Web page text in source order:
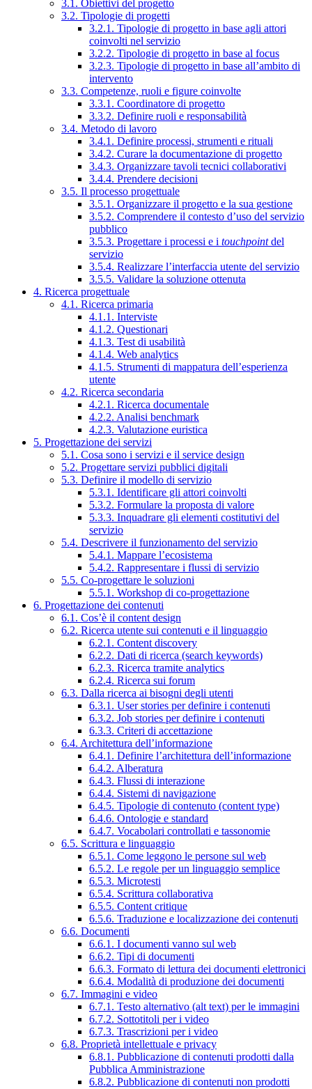
3.1. Obiettivi del progetto
3.2. Tipologie di progetti
3.2.1. Tipologie di progetto in base agli attori
coinvolti nel servizio
3.2.2. Tipologie di progetto in base al focus
3.2.3. Tipologie di progetto in base all’ambito di
intervento
3.3. Competenze, ruoli e figure coinvolte
3.3.1. Coordinatore di progetto
3.3.2. Definire ruoli e responsabilità
3.4. Metodo di lavoro
3.4.1. Definire processi, strumenti e rituali
3.4.2. Curare la documentazione di progetto
3.4.3. Organizzare tavoli tecnici collaborativi
3.4.4. Prendere decisioni
3.5. Il processo progettuale
3.5.1. Organizzare il progetto e la sua gestione
3.5.2. Comprendere il contesto d’uso del servizio
pubblico
3.5.3. Progettare i processi e i touchpointdel
servizio
3.5.4. Realizzare l’interfaccia utente del servizio
3.5.5. Validare la soluzione ottenuta
4. Ricerca progettuale
4.1. Ricerca primaria
4.1.1. Interviste
4.1.2. Questionari
4.1.3. Test di usabilità
4.1.4. Web analytics
4.1.5. Strumenti di mappatura dell’esperienza
utente
4.2. Ricerca secondaria
4.2.1. Ricerca documentale
4.2.2. Analisi benchmark
4.2.3. Valutazione euristica
5. Progettazione dei servizi
5.1. Cosa sono i servizi e il service design
5.2. Progettare servizi pubblici digitali
5.3. Definire il modello di servizio
5.3.1. Identificare gli attori coinvolti
5.3.2. Formulare la proposta di valore
5.3.3. Inquadrare gli elementi costitutivi del
servizio
5.4. Descrivere il funzionamento del servizio
5.4.1. Mappare l’ecosistema
5.4.2. Rappresentare i flussi di servizio
5.5. Co-progettare le soluzioni
5.5.1. Workshop di co-progettazione
6. Progettazione dei contenuti
6.1. Cos’è il content design
6.2. Ricerca utente sui contenuti e il linguaggio
6.2.1. Content discovery
6.2.2. Dati di ricerca (search keywords)
6.2.3. Ricerca tramite analytics
6.2.4. Ricerca sui forum
6.3. Dalla ricerca ai bisogni degli utenti
6.3.1. User stories per definire i contenuti
6.3.2. Job stories per definire i contenuti
6.3.3. Criteri di accettazione
6.4. Architettura dell’informazione
6.4.1. Definire l’architettura dell’informazione
6.4.2. Alberatura
6.4.3. Flussi di interazione
6.4.4. Sistemi di navigazione
6.4.5. Tipologie di contenuto (content type)
6.4.6. Ontologie e standard
6.4.7. Vocabolari controllati e tassonomie
6.5. Scrittura e linguaggio
6.5.1. Come leggono le persone sul web
6.5.2. Le regole per un linguaggio semplice
6.5.3. Microtesti
6.5.4. Scrittura collaborativa
6.5.5. Content critique
6.5.6. Traduzione e localizzazione dei contenuti
6.6. Documenti
6.6.1. I documenti vanno sul web
6.6.2. Tipi di documenti
6.6.3. Formato di lettura dei documenti elettronici
6.6.4. Modalità di produzione dei documenti
6.7. Immagini e video
6.7.1. Testo alternativo (alt text) per le immagini
6.7.2. Sottotitoli per i video
6.7.3. Trascrizioni per i video
6.8. Proprietà intellettuale e privacy
6.8.1. Pubblicazione di contenuti prodotti dalla
Pubblica Amministrazione
6.8.2. Pubblicazione di contenuti non prodotti